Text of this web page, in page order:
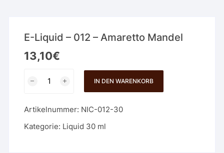
E-Liquid – 012 – Amaretto Mandel
13,10€
012
-
Amaretto
IN DEN WARENKORB
Artikelnummer: NIC-012-30
Kategorie: Liquid 30 ml